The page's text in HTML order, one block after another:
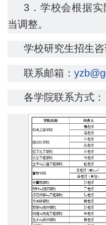
3．学校会根据
当调整。
学校研究生招生
联系邮箱：
各学院联系方式：